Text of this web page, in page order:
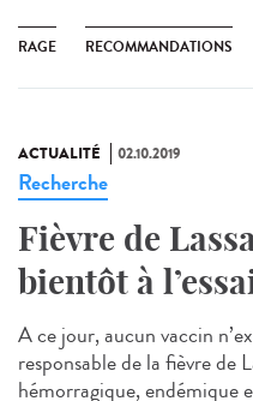
RAGE RECOMMANDATIONS
ACTUALITÉ 02.10.2019
Recherche
Fièvre de
bientôt à
A ce jour, aucun vaccin
responsable de la fièvre de
hémorragique, endémique